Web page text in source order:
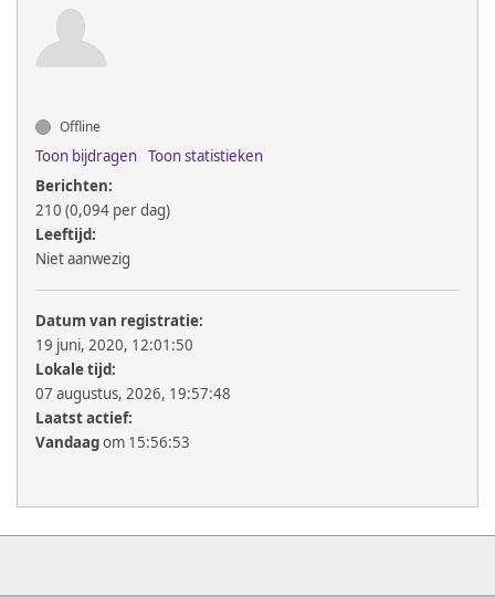
Offline
Toon bijdragen Toon statistieken
Berichten:
210 (0,094 per dag)
Leeftijd:
Niet aanwezig
Datum van registratie:
19 juni, 2020, 12:01:50
Lokale tijd:
07 augustus, 2026, 19:57:48
Laatst actief:
Vandaagom 15:56:53